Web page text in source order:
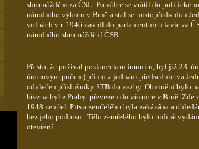
shromáždění za ČSL. Po válce se vrátil do
národního výboru v Brně a stal se místopředsedou
volbách v r. 1946 zasedl do parlamentních lavic za
národního shromáždění ČSR.
Přesto, že požíval poslaneckou imunitu, byl již 23.
únorovým pučem) přímo z jednání předsednictva
odvlečen příslušníky STB do vazby. Obvinění bylo
března byl z Prahy převezen do věznice v Brně.
1948 zemřel. Pitva zemřelého byla zakázána a
bez jeho podpisu. Tělo zemřelého bylo rodině
otevření.